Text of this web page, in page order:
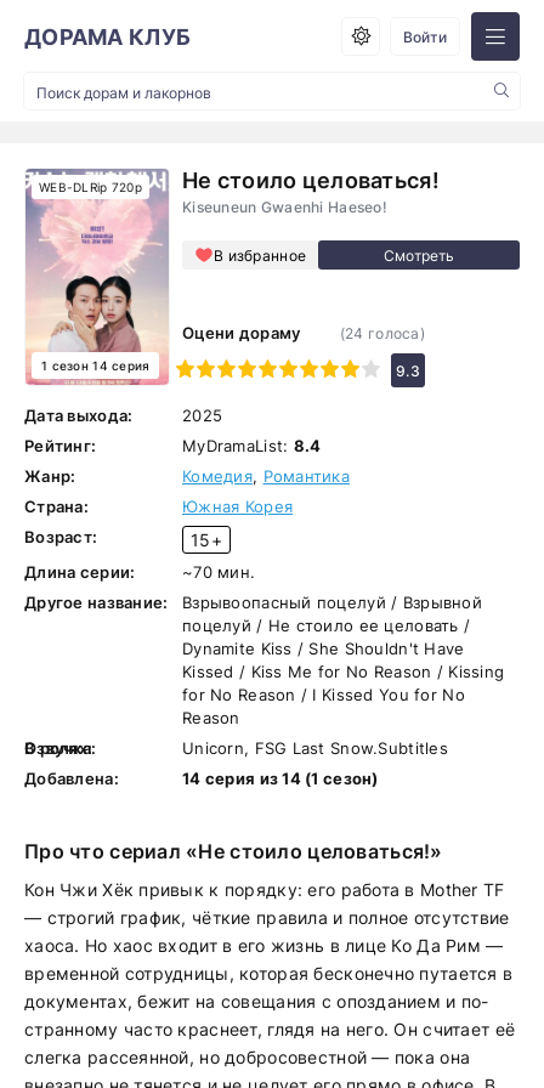
ДОРАМА КЛУБ Войти
Не стоило целоваться!
Kiseuneun Gwaenhi Haeseo!
В избранное
WEB-DLRip 720p
1 сезон 14 серия
Оцени дораму
1
2 3 4 5 7 8 9 10
(24 голоса)
9.3
Дата выхода:
2025
Рейтинг:
MyDramaList: 8.4
Жанр:
Комедия, Романтика
Страна:
Южная Корея
Возраст:
15+
Длина серии:
~70 мин.
Другое название:
Взрывоопасный поцелуй / Взрывной
поцелуй / Не стоило ее целовать /
Dynamite Kiss / She Shouldn't Have
Kissed / Kiss Me for No Reason / Kissing
for No Reason / I Kissed You for No
Reason
В ролях:
Озвучка:
Unicorn, FSG Last Snow.Subtitles
Добавлена:
14 серия из 14 (1 сезон)
Про что сериал «Не стоило целоваться!»
Кон Чжи Хёк привык к порядку: его работа в Mother TF
— строгий график, чёткие правила и полное отсутствие
хаоса. Но хаос входит в его жизнь в лице Ко Да Рим —
временной сотрудницы, которая бесконечно путается в
документах, бежит на совещания с опозданием и по-
странному часто краснеет, глядя на него. Он считает её
слегка рассеянной, но добросовестной — пока она